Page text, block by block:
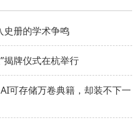
史册的学术争鸣
揭牌仪式在杭举行
可存储万卷典籍，却装不下一